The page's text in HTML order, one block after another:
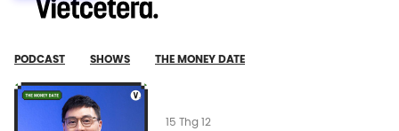
PODCAST SHOWS THE MONEY DATE
15 Thg 12